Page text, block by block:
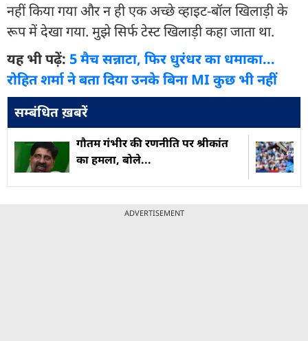
नहीं किया गया और न ही एक अच्छे व्हाइट-बॉल खिलाड़ी के
रूप में देखा गया. मुझे सिर्फ टेस्ट खिलाड़ी कहा जाता था.
यह भी पढ़ें: 5 मैच सन्नाटा, फिर धुरंधर का धमाका...
रोहित शर्मा ने बता दिया उनके बिना MI कुछ भी नहीं
सम्बंधित ख़बरें
गौतम गंभीर की रणनीति पर श्रीकांत
का हमला, बोले...
ADVERTISEMENT